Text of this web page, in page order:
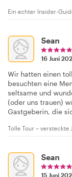
Ein echter Insider-
Sean
16 Juni
Wir hatten einen
besuchten eine
seltsame und
(oder uns trauen)
Gastgeberin, die
Tolle Tour –
Sean
15 Juni